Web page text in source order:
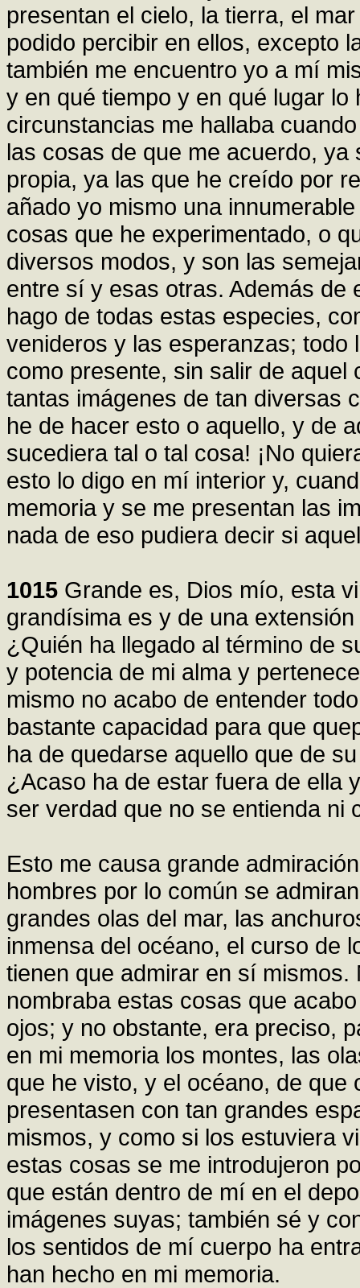
presentan el cielo, la tierra, el
podido percibir en ellos, excepto
también me encuentro yo a mí
y en qué tiempo y en qué lugar
circunstancias me hallaba
las cosas de que me acuerdo,
propia, ya las que he creído por
añado yo mismo una
cosas que he experimentado, o
diversos modos, y son las
entre sí y esas otras. Además de
hago de todas estas especies,
venideros y las esperanzas; todo
como presente, sin salir de
tantas imágenes de tan diversas
he de hacer esto o aquello, y de
sucediera tal o tal cosa! ¡No
esto lo digo en mí interior y,
memoria y se me presentan las
nada de eso pudiera decir si
1015 Grande es, Dios mío, esta
grandísima es y de una
¿Quién ha llegado al término de
y potencia de mi alma y
mismo no acabo de entender
bastante capacidad para que
ha de quedarse aquello que de
¿Acaso ha de estar fuera de ella
ser verdad que no se entienda ni
Esto me causa grande
hombres por lo común se
grandes olas del mar, las
inmensa del océano, el curso de
tienen que admirar en sí
nombraba estas cosas que
ojos; y no obstante, era preciso,
en mi memoria los montes, las
que he visto, y el océano, de
presentasen con tan grandes
mismos, y como si los estuviera
estas cosas se me introdujeron
que están dentro de mí en el
imágenes suyas; también sé y
los sentidos de mí cuerpo ha
han hecho en mi memoria.